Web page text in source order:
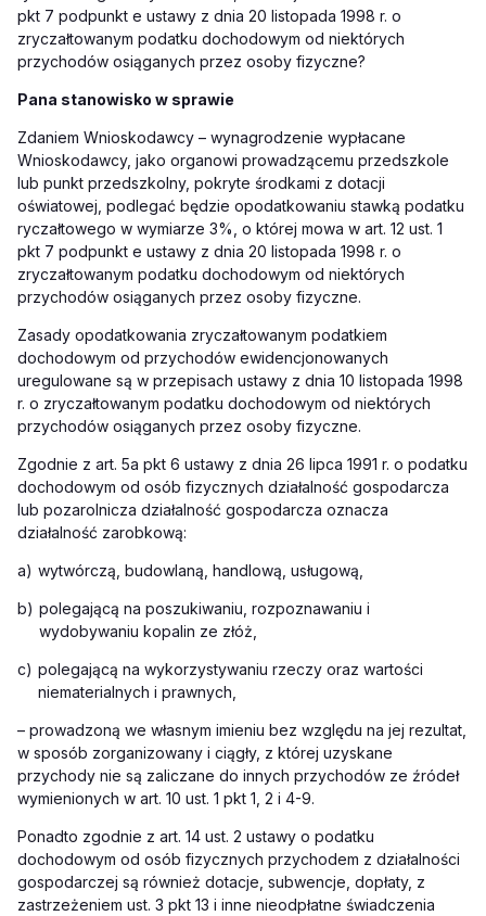
pkt 7 podpunkt e ustawy z dnia 20 listopada 1998 r. o
zryczałtowanym podatku dochodowym od niektórych
przychodów osiąganych przez osoby fizyczne?
Pana stanowisko w sprawie
Zdaniem Wnioskodawcy – wynagrodzenie wypłacane
Wnioskodawcy, jako organowi prowadzącemu przedszkole
lub punkt przedszkolny, pokryte środkami z dotacji
oświatowej, podlegać będzie opodatkowaniu stawką podatku
ryczałtowego w wymiarze 3%, o której mowa w art. 12 ust. 1
pkt 7 podpunkt e ustawy z dnia 20 listopada 1998 r. o
zryczałtowanym podatku dochodowym od niektórych
przychodów osiąganych przez osoby fizyczne.
Zasady opodatkowania zryczałtowanym podatkiem
dochodowym od przychodów ewidencjonowanych
uregulowane są w przepisach ustawy z dnia 10 listopada 1998
r. o zryczałtowanym podatku dochodowym od niektórych
przychodów osiąganych przez osoby fizyczne.
Zgodnie z art. 5a pkt 6 ustawy z dnia 26 lipca 1991 r. o podatku
dochodowym od osób fizycznych działalność gospodarcza
lub pozarolnicza działalność gospodarcza oznacza
działalność zarobkową:
a) wytwórczą, budowlaną, handlową, usługową,
b) polegającą na poszukiwaniu, rozpoznawaniu i
wydobywaniu kopalin ze złóż,
c) polegającą na wykorzystywaniu rzeczy oraz wartości
niematerialnych i prawnych,
– prowadzoną we własnym imieniu bez względu na jej rezultat,
w sposób zorganizowany i ciągły, z której uzyskane
przychody nie są zaliczane do innych przychodów ze źródeł
wymienionych w art. 10 ust. 1 pkt 1, 2 i 4-9.
Ponadto zgodnie z art. 14 ust. 2 ustawy o podatku
dochodowym od osób fizycznych przychodem z działalności
gospodarczej są również dotacje, subwencje, dopłaty, z
zastrzeżeniem ust. 3 pkt 13 i inne nieodpłatne świadczenia